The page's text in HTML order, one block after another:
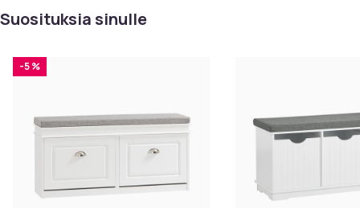
Suosituksia sinulle
-5 %